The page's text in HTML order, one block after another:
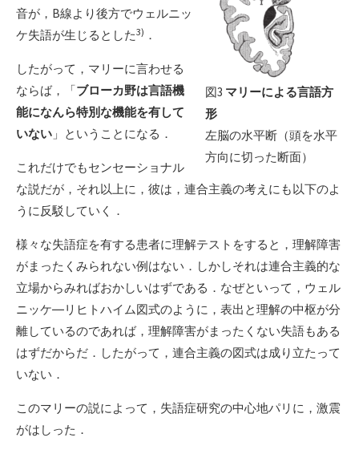
図3 マリーによる言語方
形
左脳の水平断（頭を水平
方向に切った断面）
音が，B線より後方でウェルニッ
ケ失語が生じるとした3) ．
したがって，マリーに言わせる
ならば，「ブローカ野は言語機
能になんら特別な機能を有して
いない 」ということになる．
これだけでもセンセーショナル
な説だが，それ以上に，彼は，連合主義の考えにも以下のよ
うに反駁していく．
様々な失語症を有する患者に理解テストをすると，理解障害
がまったくみられない例はない．しかしそれは連合主義的な
立場からみればおかしいはずである．なぜといって，ウェル
ニッケ―リヒトハイム図式のように，表出と理解の中枢が分
離しているのであれば，理解障害がまったくない失語もある
はずだからだ．したがって，連合主義の図式は成り立たって
いない．
このマリーの説によって，失語症研究の中心地パリに，激震
がはしった．